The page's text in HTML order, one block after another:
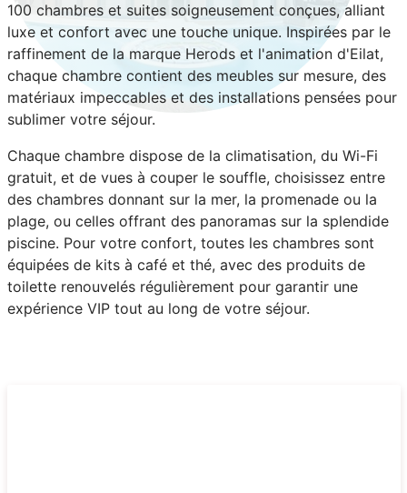
100 chambres et suites soigneusement conçues, alliant
luxe et confort avec une touche unique. Inspirées par le
raffinement de la marque Herods et l'animation d'Eilat,
chaque chambre contient des meubles sur mesure, des
matériaux impeccables et des installations pensées pour
sublimer votre séjour.
Chaque chambre dispose de la climatisation, du Wi-Fi
gratuit, et de vues à couper le souffle, choisissez entre
des chambres donnant sur la mer, la promenade ou la
plage, ou celles offrant des panoramas sur la splendide
piscine. Pour votre confort, toutes les chambres sont
équipées de kits à café et thé, avec des produits de
toilette renouvelés régulièrement pour garantir une
expérience VIP tout au long de votre séjour.